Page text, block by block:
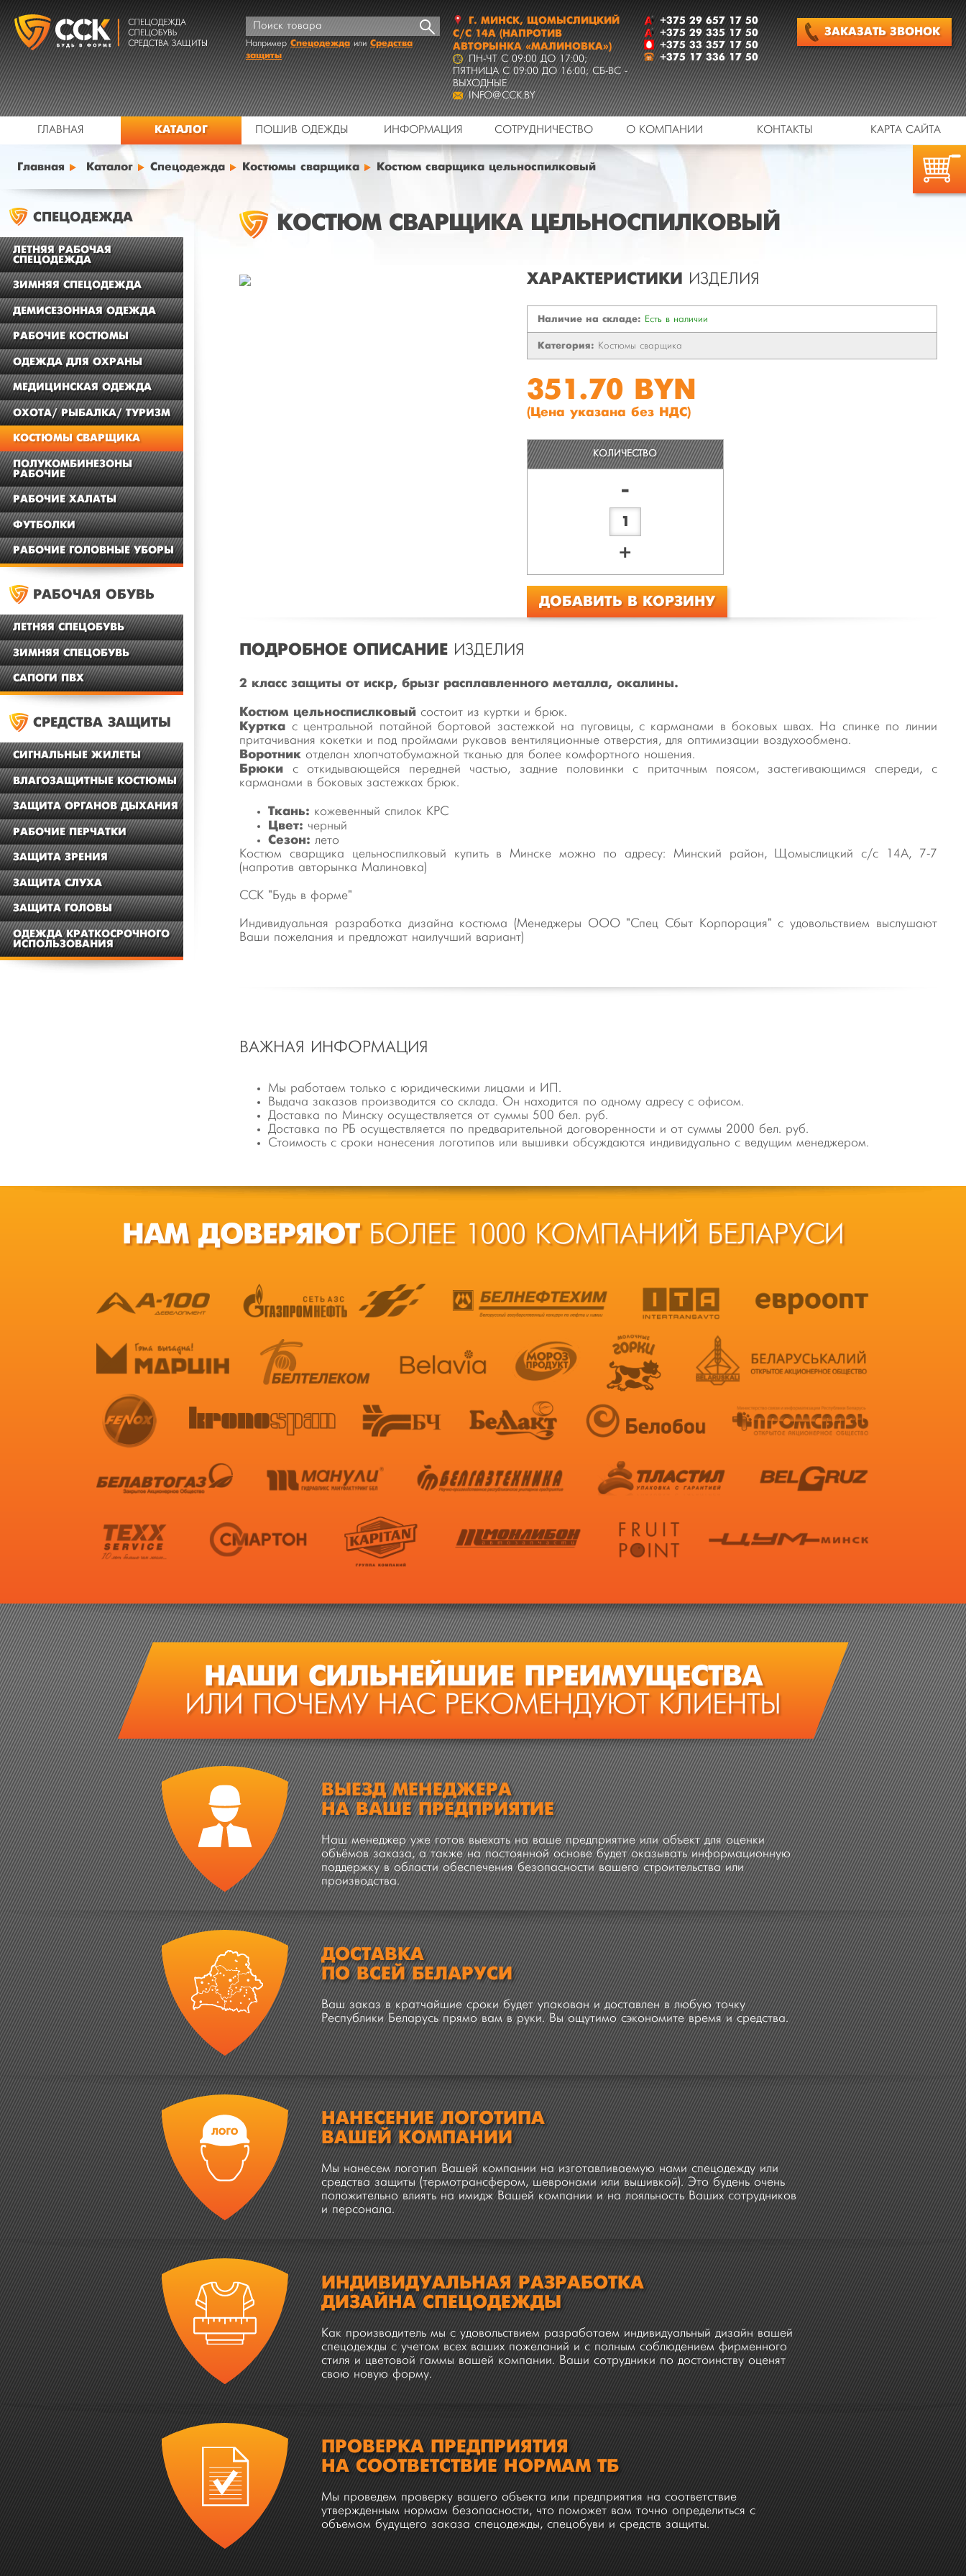
НапримерСпецодежда илиСредства
защиты
Г.МИНСК, ЩОМЫСЛИЦКИЙ
С/С 14А(НАПРОТИВ
АВТОРЫНКА «МАЛИНОВКА»)
ПН-ЧТ C 09:00 ДО 17:00;
ПЯТНИЦА C 09:00 ДО 16:00; СБ-ВС -
ВЫХОДНЫЕ
INFO@CCK.BY
+375 29 657 17 50
+375 29 335 17 50
+375 33 357 17 50
+375 17 336 17 50
ЗАКАЗАТЬ ЗВОНОК
ГЛАВНАЯ КАТАЛОГ ПОШИВ ОДЕЖДЫ ИНФОРМАЦИЯ СОТРУДНИЧЕСТВО О КОМПАНИИ КОНТАКТЫ КАРТА САЙТА
Главная Каталог Спецодежда Костюмы сварщика Костюм сварщика цельноспилковый
СПЕЦОДЕЖДА
ЛЕТНЯЯ РАБОЧАЯ
СПЕЦОДЕЖДА
ЗИМНЯЯ СПЕЦОДЕЖДА
ДЕМИСЕЗОННАЯ ОДЕЖДА
РАБОЧИЕ КОСТЮМЫ
ОДЕЖДА ДЛЯ ОХРАНЫ
МЕДИЦИНСКАЯ ОДЕЖДА
ОХОТА/ РЫБАЛКА/ ТУРИЗМ
КОСТЮМЫ СВАРЩИКА
ПОЛУКОМБИНЕЗОНЫ
РАБОЧИЕ
РАБОЧИЕ ХАЛАТЫ
ФУТБОЛКИ
РАБОЧИЕ ГОЛОВНЫЕ УБОРЫ
РАБОЧАЯ ОБУВЬ
ЛЕТНЯЯ СПЕЦОБУВЬ
ЗИМНЯЯ СПЕЦОБУВЬ
САПОГИ ПВХ
СРЕДСТВА ЗАЩИТЫ
СИГНАЛЬНЫЕ ЖИЛЕТЫ
ВЛАГОЗАЩИТНЫЕ КОСТЮМЫ
ЗАЩИТА ОРГАНОВ ДЫХАНИЯ
РАБОЧИЕ ПЕРЧАТКИ
ЗАЩИТА ЗРЕНИЯ
ЗАЩИТА СЛУХА
ЗАЩИТА ГОЛОВЫ
ОДЕЖДА КРАТКОСРОЧНОГО
ИСПОЛЬЗОВАНИЯ
КОСТЮМ СВАРЩИКА ЦЕЛЬНОСПИЛКОВЫЙ
ХАРАКТЕРИСТИКИ ИЗДЕЛИЯ
Наличие на складе: Есть в наличии
Категория: Костюмы сварщика
351.70 BYN
(Цена указана без НДС)
КОЛИЧЕСТВО
-
+
ДОБАВИТЬ В КОРЗИНУ
ПОДРОБНОЕ ОПИСАНИЕ ИЗДЕЛИЯ
2 класс защиты от искр, брызг расплавленного металла, окалины.
Костюм цельноспислковый состоит из куртки и брюк.
Куртка с центральной потайной бортовой застежкой на пуговицы, с карманами в боковых швах. На спинке по линии
притачивания кокетки и под проймами рукавов вентиляционные отверстия, для оптимизации воздухообмена.
Воротник отделан хлопчатобумажной тканью для более комфортного ношения.
Брюки с откидывающейся передней частью, задние половинки с притачным поясом, застегивающимся спереди, с
карманами в боковых застежках брюк.
Ткань: кожевенный спилок КРС
Цвет: черный
Сезон: лето
Костюм сварщика цельноспилковый купить в Минске можно по адресу: Минский район, Щомыслицкий с/с 14А, 7-7
(напротив авторынка Малиновка)
ССК "Будь в форме"
Индивидуальная разработка дизайна костюма (Менеджеры ООО "Спец Сбыт Корпорация" с удовольствием выслушают
Ваши пожелания и предложат наилучший вариант)
ВАЖНАЯ ИНФОРМАЦИЯ
Мы работаем только с юридическими лицами и ИП.
Выдача заказов производится со склада. Он находится по одному адресу с офисом.
Доставка по Минску осуществляется от суммы 500 бел. руб.
Доставка по РБ осуществляется по предварительной договоренности и от суммы 2000 бел. руб.
Стоимость с сроки нанесения логотипов или вышивки обсуждаются индивидуально с ведущим менеджером.
НАМ ДОВЕРЯЮТБОЛЕЕ 1000 КОМПАНИЙ БЕЛАРУСИ
НАШИ СИЛЬНЕЙШИЕ ПРЕИМУЩЕСТВА
ИЛИ ПОЧЕМУ НАС РЕКОМЕНДУЮТ КЛИЕНТЫ
ВЫЕЗД МЕНЕДЖЕРА
НА ВАШЕ ПРЕДПРИЯТИЕ
Наш менеджер уже готов выехать на ваше предприятие или объект для оценки
объёмов заказа, а также на постоянной основе будет оказывать информационную
поддержку в области обеспечения безопасности вашего строительства или
производства.
ДОСТАВКА
ПО ВСЕЙ БЕЛАРУСИ
Ваш заказ в кратчайшие сроки будет упакован и доставлен в любую точку
Республики Беларусь прямо вам в руки. Вы ощутимо сэкономите время и средства.
НАНЕСЕНИЕ ЛОГОТИПА
ВАШЕЙ КОМПАНИИ
Мы нанесем логотип Вашей компании на изготавливаемую нами спецодежду или
средства защиты (термотрансфером, шевронами или вышивкой). Это будень очень
положительно влиять на имидж Вашей компании и на лояльность Ваших сотрудников
и персонала.
ИНДИВИДУАЛЬНАЯ РАЗРАБОТКА
ДИЗАЙНА СПЕЦОДЕЖДЫ
Как производитель мы с удовольствием разработаем индивидуальный дизайн вашей
спецодежды с учетом всех ваших пожеланий и с полным соблюдением фирменного
стиля и цветовой гаммы вашей компании. Ваши сотрудники по достоинству оценят
свою новую форму.
ПРОВЕРКА ПРЕДПРИЯТИЯ
НА СООТВЕТСТВИЕ НОРМАМ ТБ
Мы проведем проверку вашего объекта или предприятия на соответствие
утвержденным нормам безопасности, что поможет вам точно определиться с
объемом будущего заказа спецодежды, спецобуви и средств защиты.